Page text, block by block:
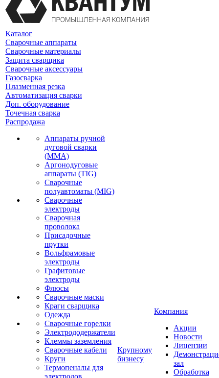
Каталог
Сварочные аппараты
Сварочные материалы
Защита сварщика
Сварочные аксессуары
Газосварка
Плазменная резка
Автоматизация сварки
Доп. оборудование
Точечная сварка
Распродажа
Аппараты ручной
дуговой сварки
(MMA)
Аргонодуговые
аппараты (TIG)
Сварочные
полуавтоматы (MIG)
Сварочные
электроды
Сварочная
проволока
Присадочные
прутки
Вольфрамовые
электроды
Графитовые
электроды
Флюсы
Сварочные маски
Краги сварщика
Одежда
Сварочные горелки
Электрододержатели
Клеммы заземления
Сварочные кабели
Круги
Термопеналы для
электродов
Крупному
бизнесу
Компания
Акции
Новости
Лицензии
зал
Обработка